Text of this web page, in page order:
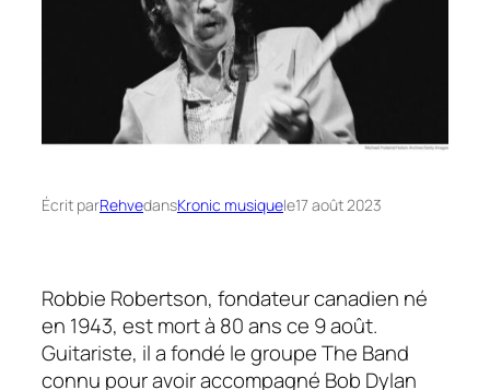
Écrit parRehvedansKronic musiquele17 août 2023
Robbie Robertson, fondateur canadien né
en 1943, est mort à 80 ans ce 9 août.
Guitariste, il a fondé le groupeThe Band
connu pour avoir accompagné Bob Dylan